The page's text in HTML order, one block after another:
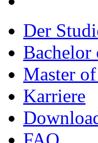
Der
Bachelor
Master
Karriere